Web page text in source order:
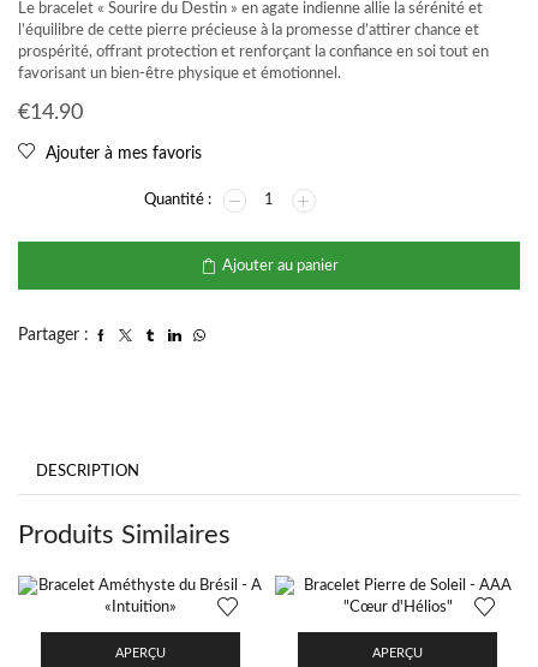
Le bracelet « Sourire du Destin » en agate indienne allie la sérénité et
l’équilibre de cette pierre précieuse à la promesse d’attirer chance et
prospérité, offrant protection et renforçant la confiance en soi tout en
favorisant un bien-être physique et émotionnel.
€14.90
Ajouter à mes favoris
Ajouter au panier
Partager :
DESCRIPTION
Produits Similaires
APERÇU APERÇU